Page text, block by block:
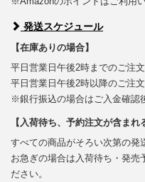
発送スケジュール
【在庫ありの場合】
平日営業日午後2時までのご注
平日営業日午後2時以降のご注
※銀行振込の場合はご入金確認
【入荷待ち、予約注文が含まれ
すべての商品がそろい次第の発
お急ぎの場合は入荷待ち・発売
ださい。